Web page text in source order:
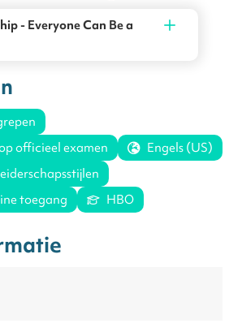
- Everyone Can Be a
officieel examen
Engels (US)
toegang
HBO